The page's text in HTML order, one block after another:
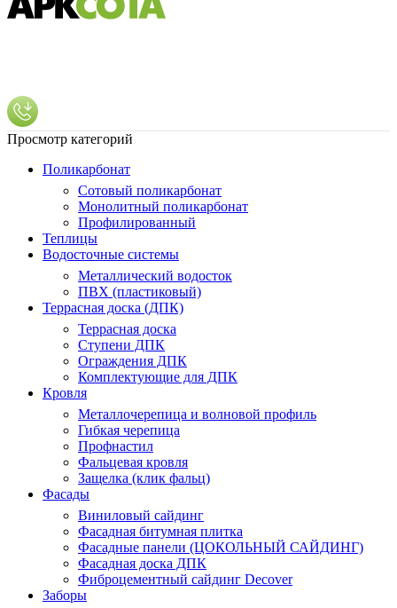
Просмотр категорий
Поликарбонат
Сотовый поликарбонат
Монолитный поликарбонат
Профилированный
Теплицы
Водосточные системы
Металлический водосток
ПВХ (пластиковый)
Террасная доска (ДПК)
Террасная доска
Ступени ДПК
Ограждения ДПК
Комплектующие для ДПК
Кровля
Металлочерепица и волновой профиль
Гибкая черепица
Профнастил
Фальцевая кровля
Защелка (клик фальц)
Фасады
Виниловый сайдинг
Фасадная битумная плитка
Фасадные панели (ЦОКОЛЬНЫЙ САЙДИНГ)
Фасадная доска ДПК
Фиброцементный сайдинг Decover
Заборы